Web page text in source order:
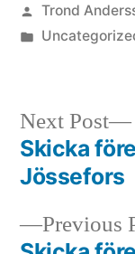
Posted
by
Trond
Posted
Post
Previous
Next Post
Skicka
Jössefors